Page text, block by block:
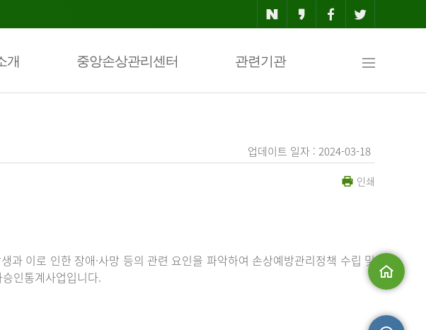
개 중앙손상관리센터 관련기관
맵
업데이트 일자 : 2024-03-18
인쇄
과 이로 인한 장애·사망 등의 관련 요인을 파악하여 손상예방관리정책 수립 및
인통계사업입니다.